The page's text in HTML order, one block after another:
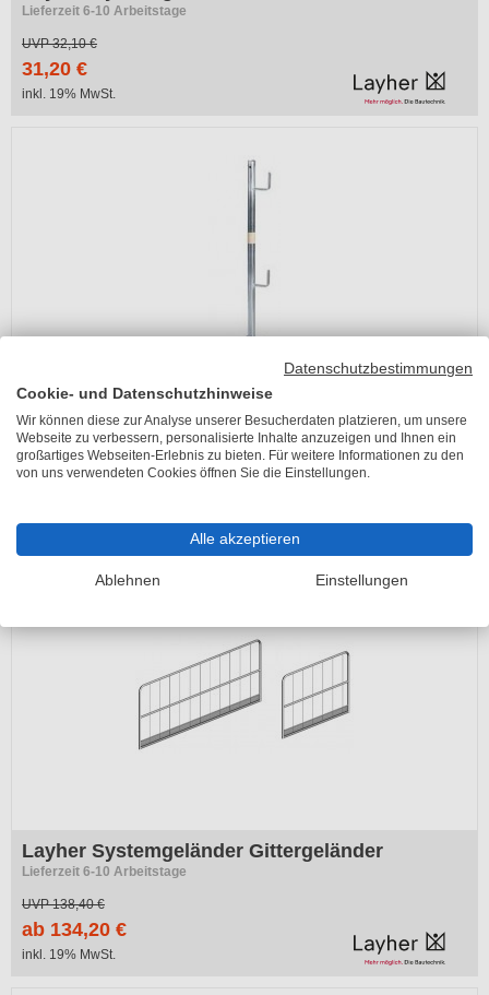
Lieferzeit 6-10 Arbeitstage
UVP32,10 €
31,20 €
inkl. 19% MwSt.
Layher System-Geländerpfosten
Lieferzeit 6-10 Arbeitstage
UVP50,60 €
inkl. 19% MwSt.
Layher Systemgeländer Gittergeländer
Lieferzeit 6-10 Arbeitstage
UVP138,40 €
ab 134,20 €
inkl. 19% MwSt.
Datenschutzbestimmungen
Cookie- und Datenschutzhinweise
Wir können diese zur Analyse unserer Besucherdaten platzieren, um unsere
Webseite zu verbessern, personalisierte Inhalte anzuzeigen und Ihnen ein
großartiges Webseiten-Erlebnis zu bieten. Für weitere Informationen zu den
von uns verwendeten Cookies öffnen Sie die Einstellungen.
Alle akzeptieren
Ablehnen Einstellungen